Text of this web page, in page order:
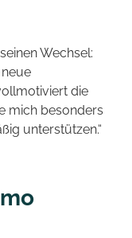
Wechsel:
die
mich besonders
unterstützen.“